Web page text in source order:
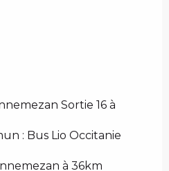
Sortie 16 à
: Bus Lio Occitanie
à 36km